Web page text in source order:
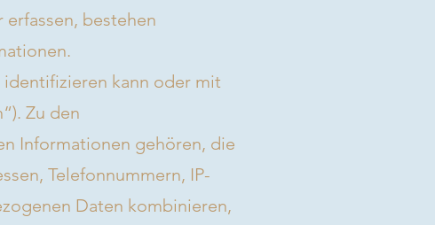
bestehen
kann oder mit
Zu den
Informationen gehören, die
Telefonnummern, IP-
Daten kombinieren,